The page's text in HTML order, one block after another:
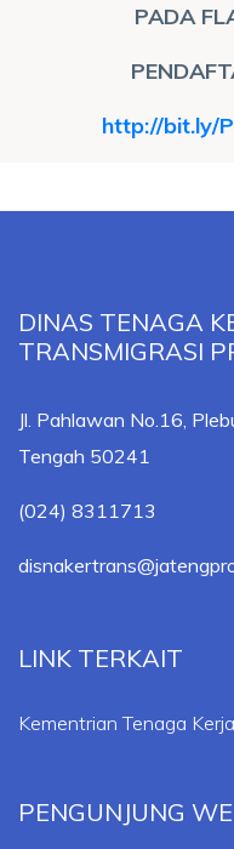
PADA
http://bit.ly/
DINAS TENAGA
TRANSMIGRASI
Jl. Pahlawan No.16,
Tengah 50241
(024) 8311713
LINK TERKAIT
Kementrian Tenaga Kerja
PENGUNJUNG